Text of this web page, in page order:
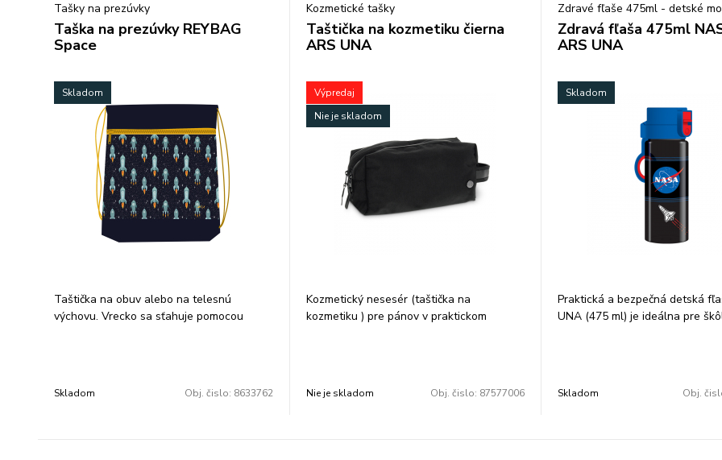
Tašky na prezúvky
Taška na prezúvky REYBAG
Space
Skladom
Taštička na obuv alebo na telesnú
výchovu. Vrecko sa sťahuje pomocou
nosenie.Rozmer:42x33cm.
Skladom Obj. čislo: 8633762
Kozmetické tašky
Taštička na kozmetiku čierna
ARS UNA
Výpredaj
Nie je skladom
Kozmetický nesesér (taštička na
kozmetiku ) pre pánov v praktickom
vrecko na zips na lepšie usporiadanie.
Nie je skladom Obj. čislo: 87577006
Zdravé fľaše 475ml - detské
Zdravá fľaša 475ml
ARS UNA
Skladom
Praktická a bezpečná detská
UNA (475 ml) je ideálna pre
nepretečie.
Skladom Obj.